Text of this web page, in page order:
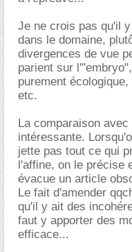
Je ne crois pas qu'il
dans le domaine,
divergences de vue
parient sur
purement
etc.
La comparaison
intéressante.
jette pas tout ce qui
l'affine, on le précise
évacue un article
Le fait d'amender
qu'il y ait des
faut y apporter des
efficace...